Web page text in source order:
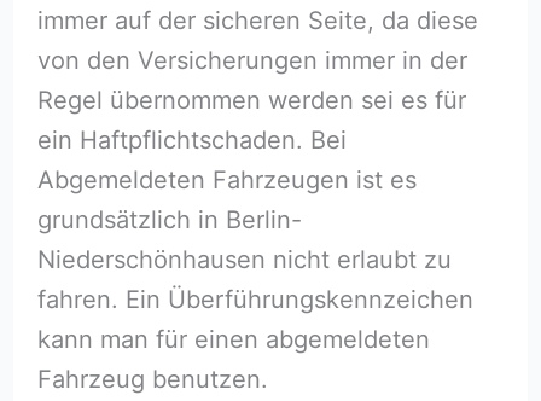
immer auf der sicheren Seite, da diese
von den Versicherungen immer in der
Regel übernommen werden sei es für
ein Haftpflichtschaden. Bei
Abgemeldeten Fahrzeugen ist es
grundsätzlich in Berlin-
Niederschönhausen nicht erlaubt zu
fahren. Ein Überführungskennzeichen
kann man für einen abgemeldeten
Fahrzeug benutzen.